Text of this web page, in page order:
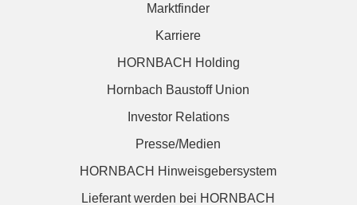
Marktfinder
Karriere
HORNBACH Holding
Hornbach Baustoff Union
Investor Relations
Presse/Medien
HORNBACH Hinweisgebersystem
Lieferant werden bei HORNBACH